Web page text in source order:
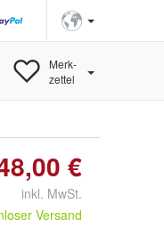
Merk-
zettel
€
inkl. MwSt.
Versand